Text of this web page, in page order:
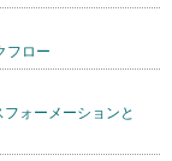
フロー
ォーメーションと